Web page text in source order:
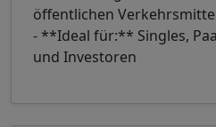
öffentlichen
- **Ideal für:** Singles,
und Investoren